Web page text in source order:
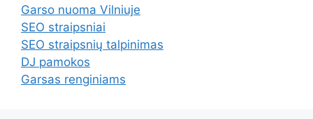
Garso nuoma Vilniuje
SEO straipsniai
SEO straipsnių talpinimas
DJ pamokos
Garsas renginiams